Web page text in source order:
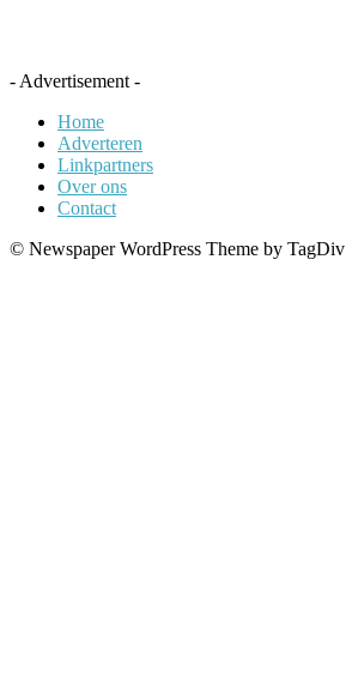
- Advertisement -
Home
Adverteren
Linkpartners
Over ons
Contact
© Newspaper WordPress Theme by TagDiv